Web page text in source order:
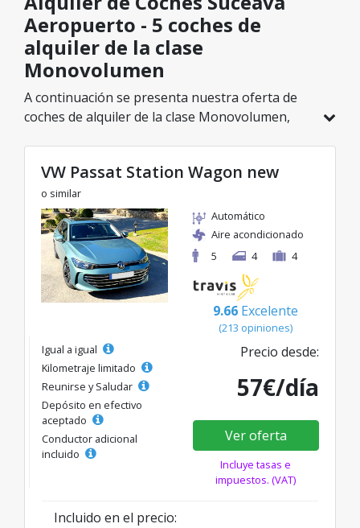
Aeropuerto - 5 coches de
alquiler de la clase
Monovolumen
A continuación se presenta nuestra oferta de
coches de alquiler de la clase Monovolumen,
el modelo ideal de la categoría seleccionada, con
tarifas excelentes desde solo 26€/día.
VW Passat Station Wagon new
o similar
Automático
Aire acondicionado
5
4 4
9.66 Excelente
(213 opiniones)
Igual a igual
Kilometraje limitado
Reunirse y Saludar
Depósito en efectivo
aceptado
Conductor adicional
incluido
Precio desde:
57€/día
Ver oferta
Incluye tasas e
impuestos. (VAT)
Incluido en el precio: